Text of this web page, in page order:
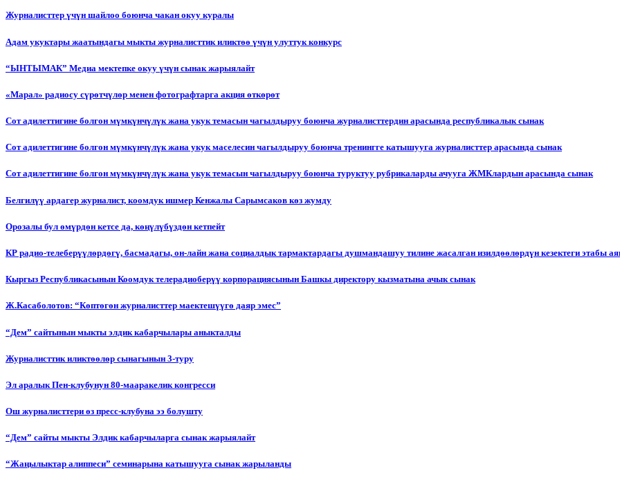
Журналисттер үчүн шайлоо боюнча чакан окуу куралы
Адам укуктары жаатындагы мыкты журналисттик иликтөө үчүн улуттук конкурс
“ЫНТЫМАК” Медиа мектепке окуу үчүн сынак жарыялайт
«Марал» радиосу сүрөтчүлөр менен фотографтарга акция өткөрөт
Сот адилеттигине болгон мүмкүнчүлүк жана укук темасын чагылдыруу боюнча журналисттердин арасында республикалык сынак
Сот адилеттигине болгон мүмкүнчүлүк жана укук маселесин чагылдыруу боюнча тренингге катышууга журналисттер арасында сынак
Сот адилеттигине болгон мүмкүнчүлүк жана укук темасын чагылдыруу боюнча туруктуу рубрикаларды ачууга ЖМКлардын арасында сынак
Белгилүү ардагер журналист, коомдук ишмер Кенжалы Сарымсаков көз жумду
Орозалы бул өмүрдөн кетсе да, көңүлүбүздөн кетпейт
КР радио-телеберүүлөрдөгү, басмадагы, он-лайн жана социалдык тармактардагы душмандашуу тилине жасалган изилдөөлөрдүн кезектеги этабы
Кыргыз Республикасынын Коомдук телерадиоберүү корпорациясынын Башкы директору кызматына ачык сынак
Ж.Касаболотов: “Көптөгөн журналисттер маектешүүгө даяр эмес”
“Дем” сайтынын мыкты элдик кабарчылары аныкталды
Журналисттик иликтөөлөр сынагынын 3-туру
Эл аралык Пен-клубунун 80-мааракелик конгресси
Ош журналисттери өз пресс-клубуна ээ болушту
“Дем” сайты мыкты Элдик кабарчыларга сынак жарыялайт
“Жаңылыктар алиппеси” семинарына катышууга сынак жарыланды